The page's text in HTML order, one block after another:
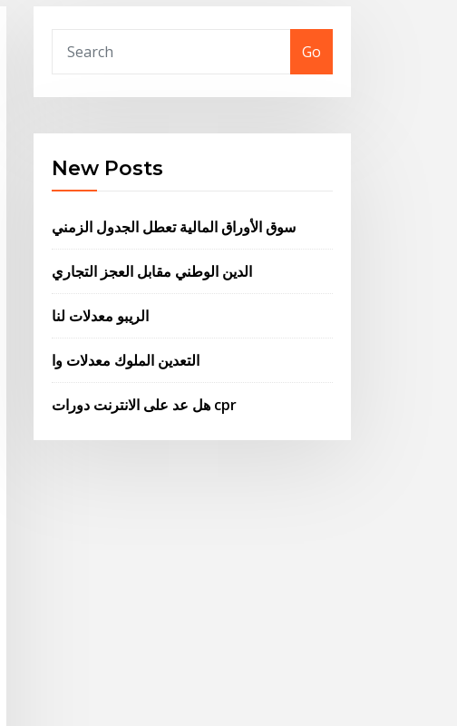
Go
New Posts
سوق الأوراق المالية تعطل الجدول الزمني
الدين الوطني مقابل العجز التجاري
الريبو معدلات لنا
التعدين الملوك معدلات وا
هل عد على الانترنت دورات cpr